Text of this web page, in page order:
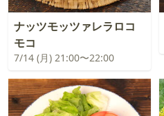
ナッツモッツァレラロコ
モコ
7/14 (月) 21:00〜22:00